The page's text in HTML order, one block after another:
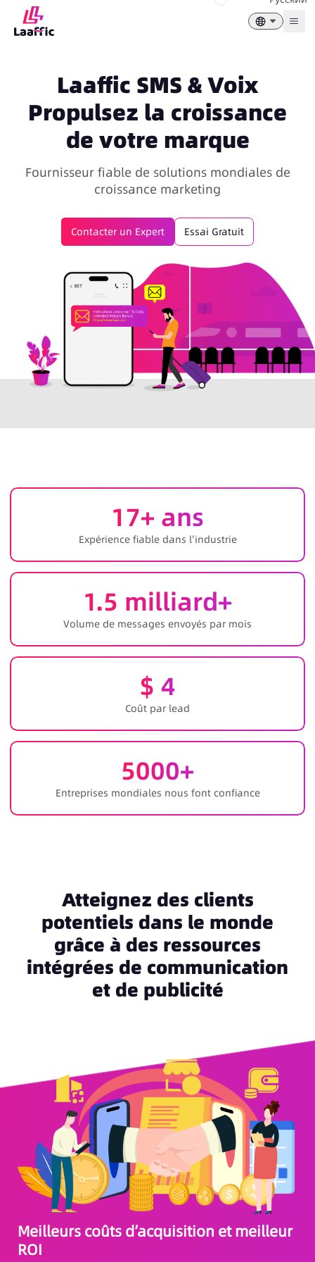
Laaffic SMS & Voix
Propulsez la croissance
de votre marque
Fournisseur fiable de solutions mondiales de
croissance marketing
Contacter un Expert Essai Gratuit
17+ ans
Expérience fiable dans l'industrie
1.5 milliard+
Volume de messages envoyés par mois
$ 4
Coût par lead
5000+
Entreprises mondiales nous font confiance
Atteignez des clients
potentiels dans le monde
grâce à des ressources
intégrées de communication
et de publicité
Meilleurs coûts d’acquisition et meilleur
ROI